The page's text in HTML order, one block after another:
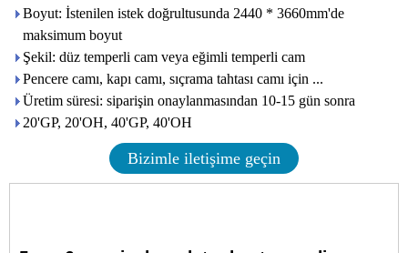
Boyut: İstenilen istek doğrultusunda 2440 * 3660mm'de
maksimum boyut
Şekil: düz temperli cam veya eğimli temperli cam
Pencere camı, kapı camı, sıçrama tahtası camı için ...
Üretim süresi: siparişin onaylanmasından 10-15 gün sonra
20'GP, 20'OH, 40'GP, 40'OH
Bizimle iletişime geçin